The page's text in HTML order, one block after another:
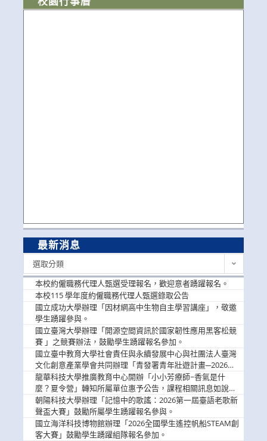
最新消息
選取分類
本校約僱職務代理人甄選受理報名，歡迎意者踴躍報名。
本校115 學年度約僱職務代理人甄選錄取公告
國立成功大學辦理「因材網高中生物自主學習講座」，敬邀
學生踴躍參與。
國立臺灣大學辦理「開源空間資訊於國家韌性應用黑客松競
賽 」之競賽辦法，鼓勵學生踴躍報名參加。
國立臺中教育大學社會責任與永續發展中心與社團法人臺灣
文化創意產業學會共同辦理「青發署青年壯遊計畫─2026臺
中舊城都市建築文化體驗」活動，敬邀學生踴躍報名參加，
公告周知。
龍華科技大學推廣教育中心開辦「小小芳療師~香氣是什
麼？夏令營」轉知所屬單位惠予公告，課程相關訊息如說
明。
朝陽科技大學辦理「記憶中的歌謠：2026第一屆臺語老歌新
聲盃大賽」鼓勵所屬學生踴躍報名參與。
國立海洋科技博物館辦理「2026全國學生遙控帆船STEAM創
客大賽」鼓勵學生踴躍組隊報名參加。